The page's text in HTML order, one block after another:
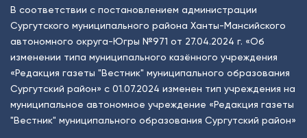
В соответствии с постановлением администрации
Сургутского муниципального района Ханты-Мансийского
автономного округа-Югры №971 от 27.04.2024 г. «Об
изменении типа муниципального казённого учреждения
«Редакция газеты "Вестник" муниципального образования
Сургутский район» с 01.07.2024 изменен тип учреждения на
муниципальное автономное учреждение «Редакция газеты
"Вестник" муниципального образования Сургутский район»